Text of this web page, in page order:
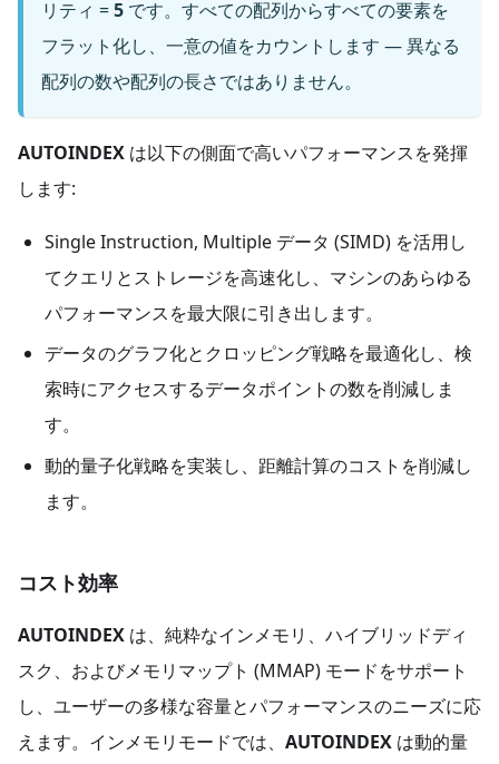
リティ =5 です。すべての配列からすべての要素を
フラット化し、一意の値をカウントします — 異なる
配列の数や配列の長さではありません。
AUTOINDEX は以下の側面で高いパフォーマンスを発揮
します:
Single Instruction, Multiple データ (SIMD) を活用し
てクエリとストレージを高速化し、マシンのあらゆる
パフォーマンスを最大限に引き出します。
データのグラフ化とクロッピング戦略を最適化し、検
索時にアクセスするデータポイントの数を削減しま
す。
動的量子化戦略を実装し、距離計算のコストを削減し
ます。
コスト効率
AUTOINDEX は、純粋なインメモリ、ハイブリッドディ
スク、およびメモリマップト (MMAP) モードをサポート
し、ユーザーの多様な容量とパフォーマンスのニーズに応
えます。インメモリモードでは、 AUTOINDEX は動的量